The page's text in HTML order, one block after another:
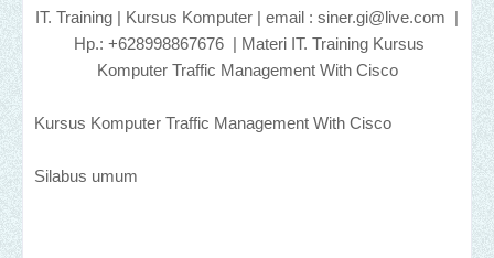
IT. Training | Kursus Komputer | email : siner.gi@live.com |
Hp.: +628998867676 | Materi IT. Training Kursus
Komputer Traffic Management With Cisco
Kursus Komputer Traffic Management With Cisco
Silabus umum